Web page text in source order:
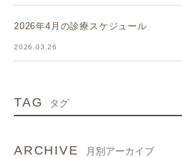
2026年4月の診療スケジュール
2026.03.26
TAG タグ
ARCHIVE 月別アーカイブ